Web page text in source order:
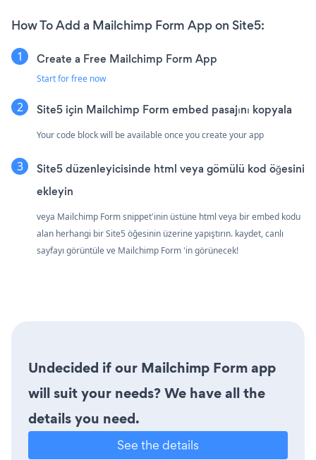
How To Add a Mailchimp Form App on Site5:
Create a Free Mailchimp Form App
Start for free now
Site5 için Mailchimp Form embed pasajını kopyala
Your code block will be available once you create your app
Site5 düzenleyicisinde html veya gömülü kod öğesini
ekleyin
veya Mailchimp Form snippet'inin üstüne html veya bir embed kodu
alan herhangi bir Site5 öğesinin üzerine yapıştırın. kaydet, canlı
sayfayı görüntüle ve Mailchimp Form 'in görünecek!
Undecided if our Mailchimp Form app
will suit your needs? We have all the
details you need.
See the details